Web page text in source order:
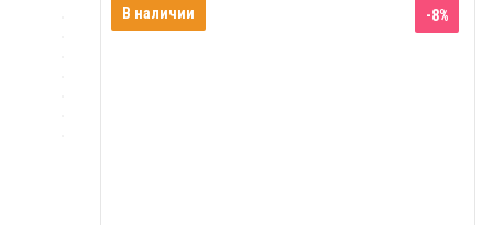
-8%
В наличии